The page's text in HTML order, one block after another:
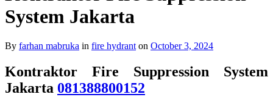
System Jakarta
By farhan mabruka in fire hydrant on October 3, 2024
Kontraktor Fire Suppression System
Jakarta 081388800152